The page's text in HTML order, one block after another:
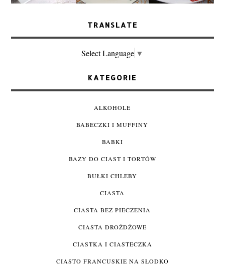
TRANSLATE
Select Language ▼
KATEGORIE
ALKOHOLE
BABECZKI I MUFFINY
BABKI
BAZY DO CIAST I TORTÓW
BUŁKI CHLEBY
CIASTA
CIASTA BEZ PIECZENIA
CIASTA DROŻDŻOWE
CIASTKA I CIASTECZKA
CIASTO FRANCUSKIE NA SŁODKO